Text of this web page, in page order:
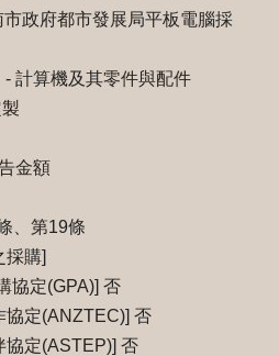
政府都市發展局平板電腦採
計算機及其零件與配件
金額
、第19條
採購]
協定(GPA)] 否
協定(ANZTEC)] 否
協定(ASTEP)] 否